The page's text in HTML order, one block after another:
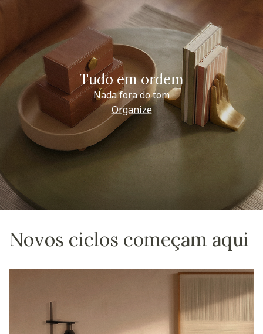
Tudo em ordem
Nada fora do tom
Organize
Novos ciclos começam aqui